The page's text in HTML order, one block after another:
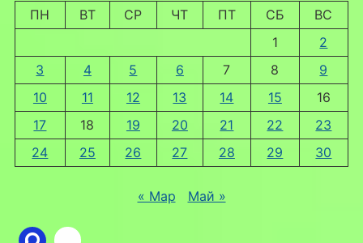
ПН ВТ СР ЧТ ПТ СБ
ВС
1
2
3
4 5 6 7 8
9
10
11 12 13 14 15
16
17
18 19 20 21 22
23
24
25 26 27 28 29 30
« Мар Май »